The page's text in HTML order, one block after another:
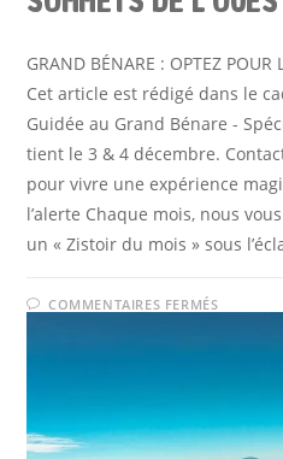
GRAND BÉNARE : OPTEZ POUR
Cet article est rédigé dans le
Guidée au Grand Bénare -
tient le 3 & 4 décembre.
pour vivre une expérience
l’alerte Chaque mois, nous
un « Zistoir du mois » sous
COMMENTAIRES FERMÉSSUR
PETIT